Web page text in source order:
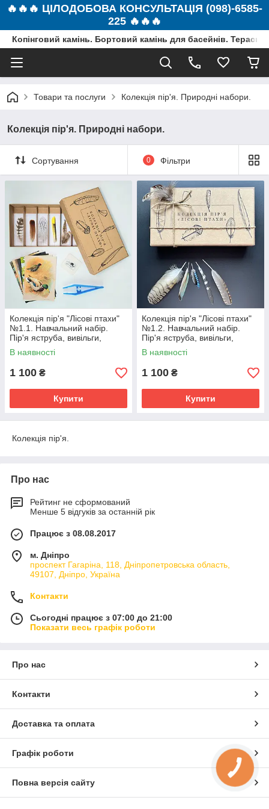
🔥🔥🔥 ЦІЛОДОБОВА КОНСУЛЬТАЦІЯ (098)-6585-
225 🔥🔥🔥
Копінговий камінь. Бортовий камінь для басейнів. Терасна
Товари та послуги Колекція пір'я. Природні набори.
Колекція пір'я. Природні набори.
Сортування 0 Фільтри
Колекція пір'я "Лісові птахи"
№1.1. Навчальний набір.
Пір'я яструба, вивільги,
куріпки, лофури, рябка,
крякви.
В наявності
1 100 ₴
Купити
Колекція пір'я "Лісові птахи"
№1.2. Навчальний набір.
Пір'я яструба, вивільги,
куріпки, лофури, рябка,
крякви.
В наявності
1 100 ₴
Купити
Колекція пір'я.
Про нас
Рейтинг не сформований
Менше 5 відгуків за останній рік
Працює з 08.08.2017
м. Дніпро
проспект Гагаріна, 118, Дніпропетровська область,
49107, Дніпро, Україна
Контакти
Сьогодні працює з 07:00 до 21:00
Показати весь графік роботи
Про нас
Контакти
Доставка та оплата
Графік роботи
Повна версія сайту
КНОПКА
ЗВ'ЯЗКУ